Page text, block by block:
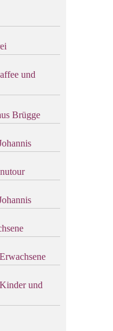
und
Brügge
und